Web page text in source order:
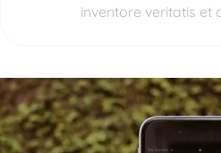
inventore veritatis et